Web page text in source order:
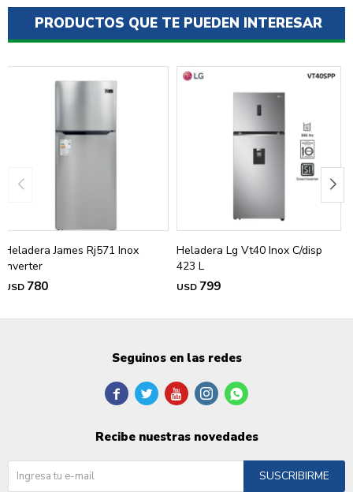
PRODUCTOS QUE TE PUEDEN INTERESAR
Heladera James Rj571 Inox
Inverter
USD 780
Heladera Lg Vt40 Inox C/disp
423 L
USD 799
Seguinos en las redes
    
Recibe nuestras novedades
SUSCRIBIRME